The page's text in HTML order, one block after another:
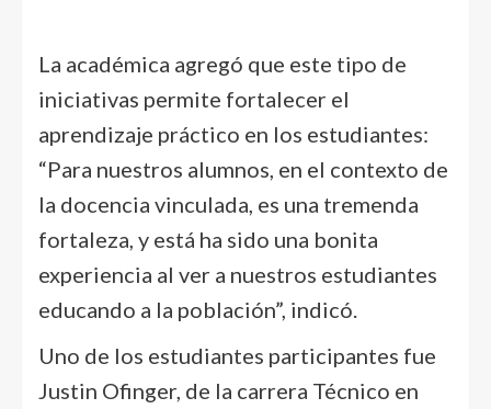
La académica agregó que este tipo de
iniciativas permite fortalecer el
aprendizaje práctico en los estudiantes:
“Para nuestros alumnos, en el contexto de
la docencia vinculada, es una tremenda
fortaleza, y está ha sido una bonita
experiencia al ver a nuestros estudiantes
educando a la población”, indicó.
Uno de los estudiantes participantes fue
Justin Ofinger, de la carrera Técnico en